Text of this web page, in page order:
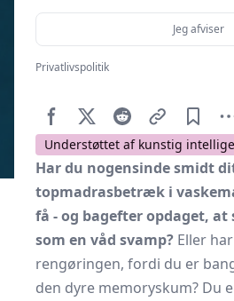
Understøttet af kunstig
Har du nogensinde smidt
topmadrasbetræk i
få - og bagefter opdaget,
som en våd svamp? Eller
rengøringen, fordi du er
den dyre memoryskum? Du
Jeg afviser
Privatlivspolitik